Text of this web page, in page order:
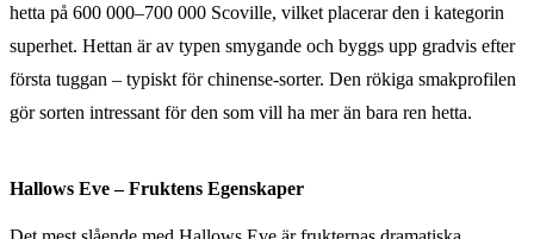
hetta på 600 000–700 000 Scoville, vilket placerar den i kategorin
superhet. Hettan är av typen smygande och byggs upp gradvis efter
första tuggan – typiskt för chinense-sorter. Den rökiga smakprofilen
gör sorten intressant för den som vill ha mer än bara ren hetta.
Hallows Eve – Fruktens Egenskaper